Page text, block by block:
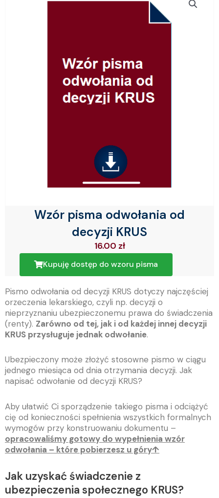
Wzór pisma odwołania od
decyzji KRUS
16.00 zł
Kupuję dostęp do wzoru pisma
Pismo odwołania od decyzji KRUS dotyczy najczęściej
orzeczenia lekarskiego, czyli np. decyzji o
nieprzyznaniu ubezpieczonemu prawa do świadczenia
(renty). Zarówno od tej, jak i od każdej innej decyzji
KRUS przysługuje jednak odwołanie.
Ubezpieczony może złożyć stosowne pismo w ciągu
jednego miesiąca od dnia otrzymania decyzji. Jak
napisać odwołanie od decyzji KRUS?
Aby ułatwić Ci sporządzenie takiego pisma i odciążyć
cię od konieczności spełnienia wszystkich formalnych
wymogów przy konstruowaniu dokumentu –
opracowaliśmy gotowy do wypełnienia wzór
odwołania – które pobierzesz u góry↑
Jak uzyskać świadczenie z
ubezpieczenia społecznego KRUS?